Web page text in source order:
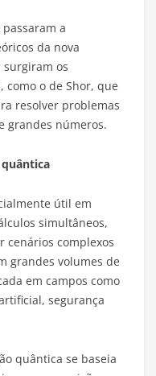
a
da nova
surgiram os
o de Shor, que
resolver problemas
grandes números.
útil em
simultâneos,
cenários complexos
grandes volumes de
em campos como
segurança
quântica se baseia